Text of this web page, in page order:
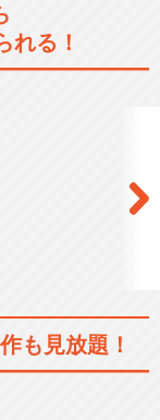
黎明前奏/PRE
れる！
も見放題！